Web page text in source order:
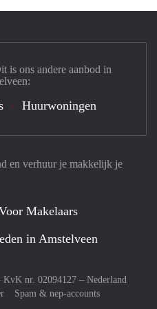
en verhuur je makkelijk je
Makelaars
in Amstelveen
KvK nr. 02094127 – Nederland
Spam & nep-accounts
is ons andere aanbod in
Huurwoningen